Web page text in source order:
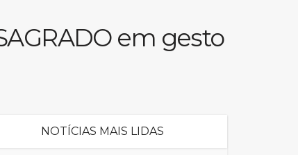
em gesto
NOTÍCIAS MAIS LIDAS